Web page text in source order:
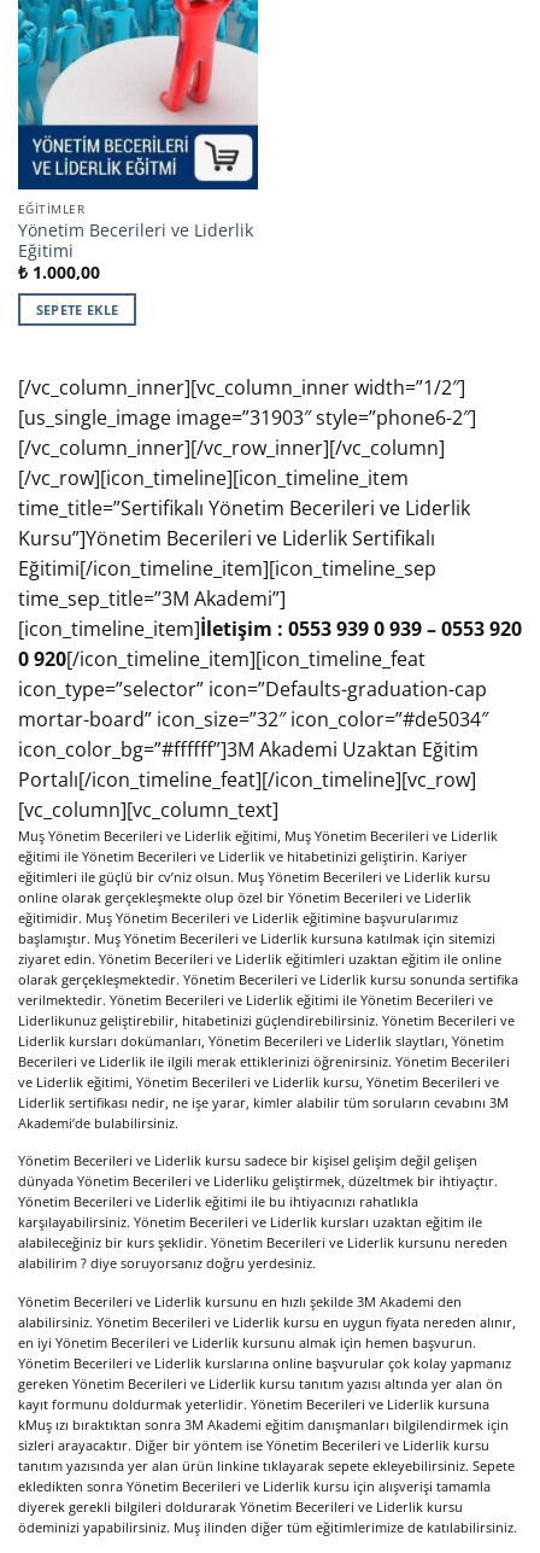
EĞITIMLER
Yönetim Becerileri ve Liderlik
Eğitimi
₺1.000,00
SEPETE EKLE
[/vc_column_inner][vc_column_inner width=”1/2″]
[us_single_image image=”31903″ style=”phone6-2″]
[/vc_column_inner][/vc_row_inner][/vc_column]
[/vc_row][icon_timeline][icon_timeline_item
time_title=”Sertifikalı Yönetim Becerileri ve Liderlik
Kursu”]Yönetim Becerileri ve Liderlik Sertifikalı
Eğitimi[/icon_timeline_item][icon_timeline_sep
time_sep_title=”3M Akademi”]
[icon_timeline_item]İletişim : 0553 939 0 939 – 0553 920
0 920[/icon_timeline_item][icon_timeline_feat
icon_type=”selector” icon=”Defaults-graduation-cap
mortar-board” icon_size=”32″ icon_color=”#de5034″
icon_color_bg=”#ffffff”]3M Akademi Uzaktan Eğitim
Portalı[/icon_timeline_feat][/icon_timeline][vc_row]
[vc_column][vc_column_text]
Muş Yönetim Becerileri ve Liderlik eğitimi, Muş Yönetim Becerileri ve Liderlik
eğitimi ile Yönetim Becerileri ve Liderlik ve hitabetinizi geliştirin. Kariyer
eğitimleri ile güçlü bir cv’niz olsun. Muş Yönetim Becerileri ve Liderlik kursu
online olarak gerçekleşmekte olup özel bir Yönetim Becerileri ve Liderlik
eğitimidir. Muş Yönetim Becerileri ve Liderlik eğitimine başvurularımız
başlamıştır. Muş Yönetim Becerileri ve Liderlik kursuna katılmak için sitemizi
ziyaret edin. Yönetim Becerileri ve Liderlik eğitimleri uzaktan eğitim ile online
olarak gerçekleşmektedir. Yönetim Becerileri ve Liderlik kursu sonunda sertifika
verilmektedir. Yönetim Becerileri ve Liderlik eğitimi ile Yönetim Becerileri ve
Liderlikunuz geliştirebilir, hitabetinizi güçlendirebilirsiniz. Yönetim Becerileri ve
Liderlik kursları dokümanları, Yönetim Becerileri ve Liderlik slaytları, Yönetim
Becerileri ve Liderlik ile ilgili merak ettiklerinizi öğrenirsiniz. Yönetim Becerileri
ve Liderlik eğitimi, Yönetim Becerileri ve Liderlik kursu, Yönetim Becerileri ve
Liderlik sertifikası nedir, ne işe yarar, kimler alabilir tüm soruların cevabını 3M
Akademi’de bulabilirsiniz.
Yönetim Becerileri ve Liderlik kursu sadece bir kişisel gelişim değil gelişen
dünyada Yönetim Becerileri ve Liderliku geliştirmek, düzeltmek bir ihtiyaçtır.
Yönetim Becerileri ve Liderlik eğitimi ile bu ihtiyacınızı rahatlıkla
karşılayabilirsiniz. Yönetim Becerileri ve Liderlik kursları uzaktan eğitim ile
alabileceğiniz bir kurs şeklidir. Yönetim Becerileri ve Liderlik kursunu nereden
alabilirim ? diye soruyorsanız doğru yerdesiniz.
Yönetim Becerileri ve Liderlik kursunu en hızlı şekilde 3M Akademi den
alabilirsiniz. Yönetim Becerileri ve Liderlik kursu en uygun fiyata nereden alınır,
en iyi Yönetim Becerileri ve Liderlik kursunu almak için hemen başvurun.
Yönetim Becerileri ve Liderlik kurslarına online başvurular çok kolay yapmanız
gereken Yönetim Becerileri ve Liderlik kursu tanıtım yazısı altında yer alan ön
kayıt formunu doldurmak yeterlidir. Yönetim Becerileri ve Liderlik kursuna
kMuş ızı bıraktıktan sonra 3M Akademi eğitim danışmanları bilgilendirmek için
sizleri arayacaktır. Diğer bir yöntem ise Yönetim Becerileri ve Liderlik kursu
tanıtım yazısında yer alan ürün linkine tıklayarak sepete ekleyebilirsiniz. Sepete
ekledikten sonra Yönetim Becerileri ve Liderlik kursu için alışverişi tamamla
diyerek gerekli bilgileri doldurarak Yönetim Becerileri ve Liderlik kursu
ödeminizi yapabilirsiniz. Muş ilinden diğer tüm eğitimlerimize de katılabilirsiniz.